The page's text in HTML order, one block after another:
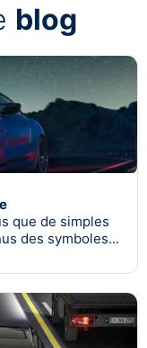
blog
que de simples
des symboles...